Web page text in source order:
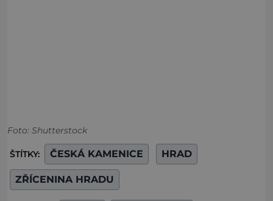
Foto: Shutterstock
ŠTÍTKY: ČESKÁ KAMENICE HRAD
ZŘÍCENINA HRADU